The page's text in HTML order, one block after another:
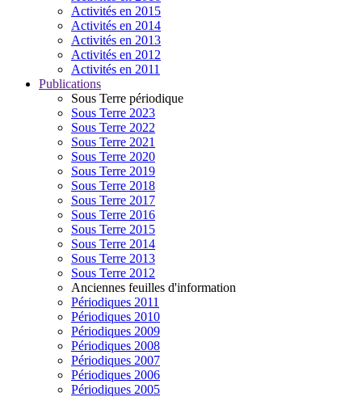
Activités en 2015
Activités en 2014
Activités en 2013
Activités en 2012
Activités en 2011
Publications
Sous Terre périodique
Sous Terre 2023
Sous Terre 2022
Sous Terre 2021
Sous Terre 2020
Sous Terre 2019
Sous Terre 2018
Sous Terre 2017
Sous Terre 2016
Sous Terre 2015
Sous Terre 2014
Sous Terre 2013
Sous Terre 2012
Anciennes feuilles d'information
Périodiques 2011
Périodiques 2010
Périodiques 2009
Périodiques 2008
Périodiques 2007
Périodiques 2006
Périodiques 2005